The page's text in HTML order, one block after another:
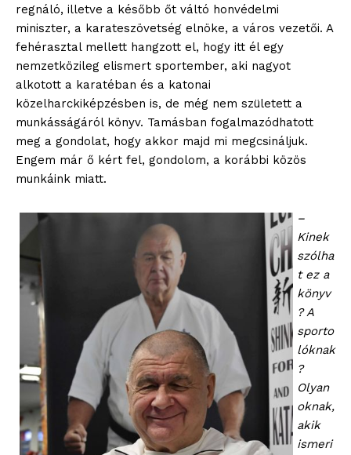
regnáló, illetve a később őt váltó honvédelmi
miniszter, a karateszövetség elnöke, a város vezetői. A
fehérasztal mellett hangzott el, hogy itt él egy
nemzetközileg elismert sportember, aki nagyot
alkotott a karatéban és a katonai
közelharckiképzésben is, de még nem született a
munkásságáról könyv. Tamásban fogalmazódhatott
meg a gondolat, hogy akkor majd mi megcsináljuk.
Engem már ő kért fel, gondolom, a korábbi közös
munkáink miatt.
–
Kinek
szólha
t ez a
könyv
? A
sporto
lóknak
?
Olyan
oknak,
akik
ismeri